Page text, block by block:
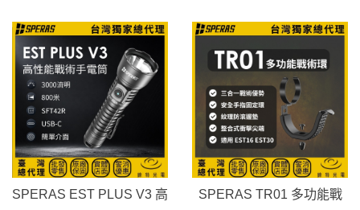
SPERAS EST PLUS V3 高
SPERAS TR01 多功能戰